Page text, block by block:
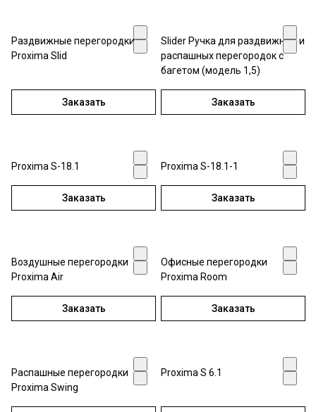
Раздвижные перегородки
Proxima Slid
Заказать
Slider Ручка для раздвижных и
распашных перегородок с
багетом (модель 1,5)
Заказать
Proxima S-18.1
Заказать
Proxima S-18.1-1
Заказать
Воздушные перегородки
Proxima Air
Заказать
Офисные перегородки
Proxima Room
Заказать
Распашные перегородки
Proxima Swing
Proxima S 6.1